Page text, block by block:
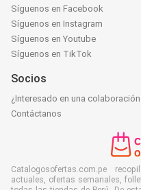
Síguenos en Facebook
Síguenos en Instagram
Síguenos en Youtube
Síguenos en TikTok
Socios
¿Interesado en una
Contáctanos
Catalogosofertas.com.pe
actuales, ofertas semanales,